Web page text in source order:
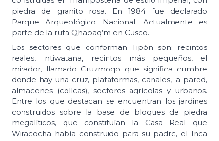
piedra de granito rosa. En 1984 fue declarado
Parque Arqueológico Nacional. Actualmente es
parte de la ruta Qhapaq’m en Cusco.
Los sectores que conforman Tipón son: recintos
reales, intiwatana, recintos más pequeños, el
mirador, llamado Cruzmoqo que significa cumbre
donde hay una cruz, plataformas, canales, la pared,
almacenes (collcas), sectores agrícolas y urbanos.
Entre los que destacan se encuentran los jardines
construidos sobre la base de bloques de piedra
megalíticos, que constituían la Casa Real que
Wiracocha había construido para su padre, el Inca